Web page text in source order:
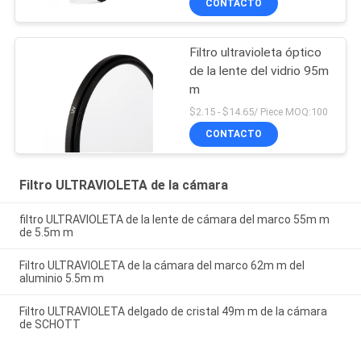
CONTACTO
Filtro ultravioleta óptico
de la lente del vidrio 95m
m
$2.15 - $14.65/ Piece MOQ:100
CONTACTO
Filtro ULTRAVIOLETA de la cámara
filtro ULTRAVIOLETA de la lente de cámara del marco 55m m
de 5.5m m
Filtro ULTRAVIOLETA de la cámara del marco 62m m del
aluminio 5.5m m
Filtro ULTRAVIOLETA delgado de cristal 49m m de la cámara
de SCHOTT